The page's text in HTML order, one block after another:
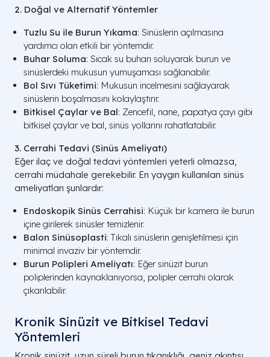
2. Doğal ve Alternatif Yöntemler
Tuzlu Su ile Burun Yıkama: Sinüslerin açılmasına
yardımcı olan etkili bir yöntemdir.
Buhar Soluma: Sıcak su buharı soluyarak burun ve
sinüslerdeki mukusun yumuşaması sağlanabilir.
Bol Sıvı Tüketimi: Mukusun incelmesini sağlayarak
sinüslerin boşalmasını kolaylaştırır.
Bitkisel Çaylar ve Bal: Zencefil, nane, papatya çayı gibi
bitkisel çaylar ve bal, sinüs yollarını rahatlatabilir.
3. Cerrahi Tedavi (Sinüs Ameliyatı)
Eğer ilaç ve doğal tedavi yöntemleri yeterli olmazsa,
cerrahi müdahale gerekebilir. En yaygın kullanılan sinüs
ameliyatları şunlardır:
Endoskopik Sinüs Cerrahisi: Küçük bir kamera ile burun
içine girilerek sinüsler temizlenir.
Balon Sinüsoplasti: Tıkalı sinüslerin genişletilmesi için
minimal invaziv bir yöntemdir.
Burun Polipleri Ameliyatı: Eğer sinüzit burun
poliplerinden kaynaklanıyorsa, polipler cerrahi olarak
çıkarılabilir.
Kronik Sinüzit ve Bitkisel Tedavi
Yöntemleri